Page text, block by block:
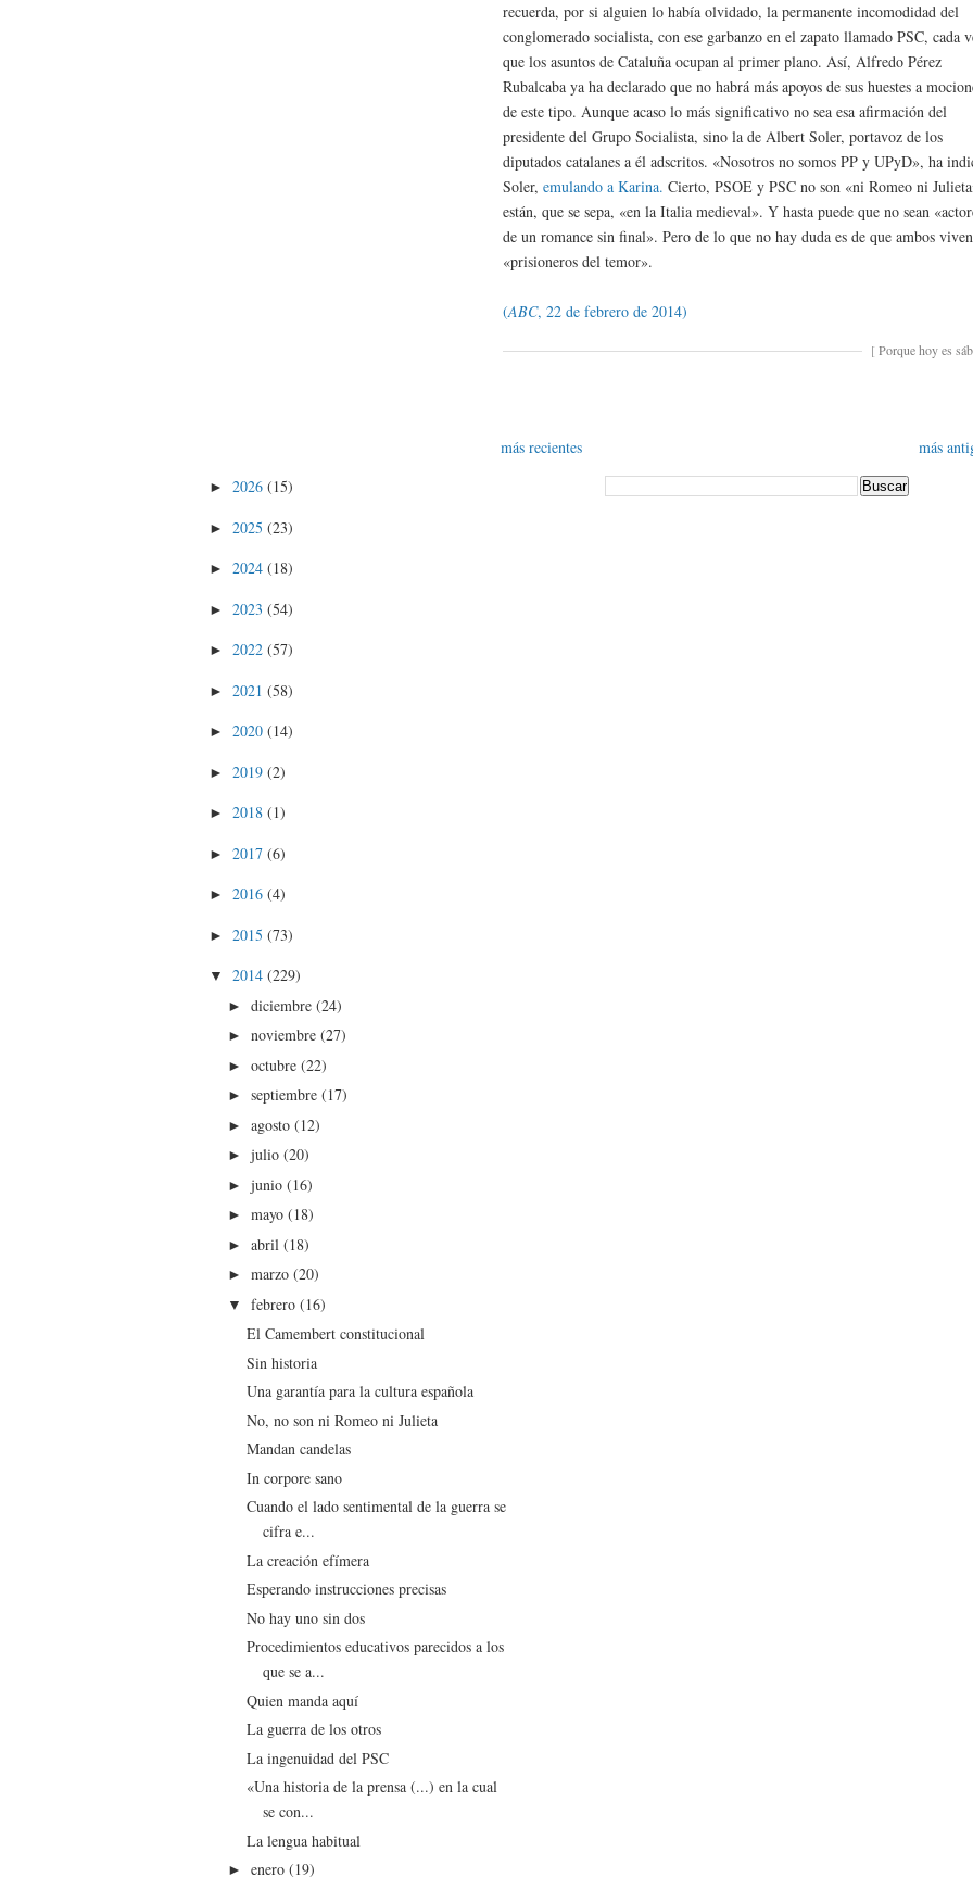
recuerda, por si alguien lo había olvidado, la permanente incomodidad del
conglomerado socialista, con ese garbanzo en el zapato llamado PSC, cada
que los asuntos de Cataluña ocupan al primer plano. Así, Alfredo Pérez
Rubalcaba ya ha declarado que no habrá más apoyos de sus huestes a
de este tipo. Aunque acaso lo más significativo no sea esa afirmación del
presidente del Grupo Socialista, sino la de Albert Soler, portavoz de los
diputados catalanes a él adscritos. «Nosotros no somos PP y UPyD», ha
Soler,emulando a Karina. Cierto, PSOE y PSC no son «ni Romeo ni
están, que se sepa, «en la Italia medieval». Y hasta puede que no sean
de un romance sin final». Pero de lo que no hay duda es de que ambos viven
«prisioneros del temor».
(ABC, 22 de febrero de 2014)
[Porque hoy es
más recientes más
►2026(15)
►2025(23)
►2024(18)
►2023(54)
►2022(57)
►2021(58)
►2020(14)
►2019(2)
►2018(1)
►2017(6)
►2016(4)
►2015(73)
▼2014(229)
►diciembre(24)
►noviembre(27)
►octubre(22)
►septiembre(17)
►agosto(12)
►julio(20)
►junio(16)
►mayo(18)
►abril(18)
►marzo(20)
▼febrero(16)
El Camembert constitucional
Sin historia
Una garantía para la cultura española
No, no son ni Romeo ni Julieta
Mandan candelas
In corpore sano
Cuando el lado sentimental de la guerra se
cifra e...
La creación efímera
Esperando instrucciones precisas
No hay uno sin dos
Procedimientos educativos parecidos a los
que se a...
Quien manda aquí
La guerra de los otros
La ingenuidad del PSC
«Una historia de la prensa (...) en la cual
se con...
La lengua habitual
►enero(19)